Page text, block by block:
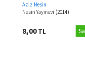
Aziz Nesin
Nesin Yayınevi (2014)
8,00TL